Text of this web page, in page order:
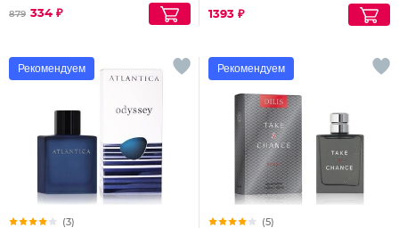
879 334 ₽ 1393 ₽
Рекомендуем
(3)
Рекомендуем
(5)